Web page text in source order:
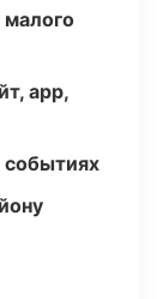
app,